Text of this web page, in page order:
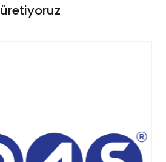
üretiyoruz